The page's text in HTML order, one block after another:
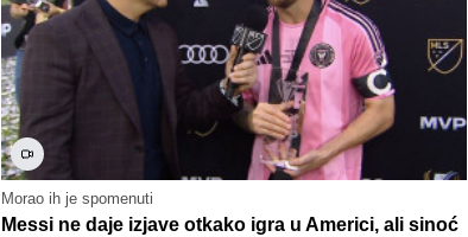
Morao ih je spomenuti
Messi ne daje izjave otkako igra u Americi, ali sinoć